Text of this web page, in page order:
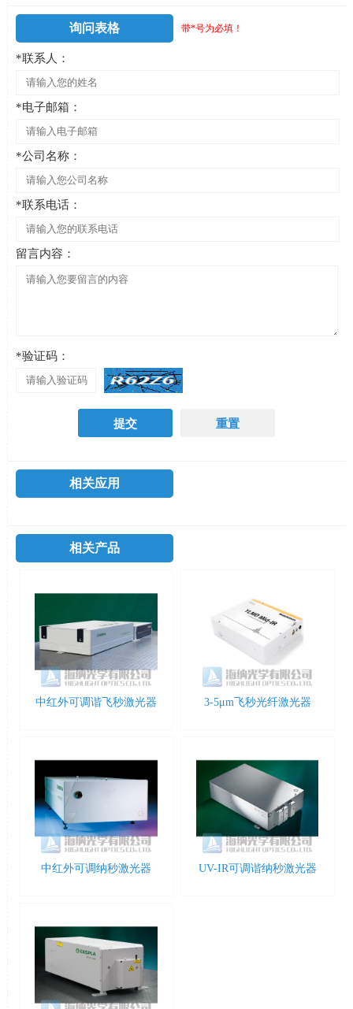
询问表格 带*号为必填！
*联系人：
*电子邮箱：
*公司名称：
*联系电话：
留言内容：
*验证码：
相关应用
相关产品
中红外可调谐飞秒激光器 3-5μm飞秒光纤激光器
中红外可调纳秒激光器 UV-IR可调谐纳秒激光器